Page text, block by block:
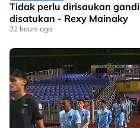
Tidak perlu dirisaukan
disatukan - Rexy Mainaky
22 hours ago